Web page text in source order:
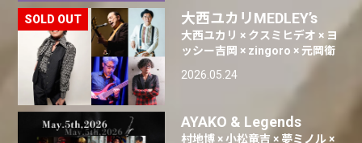
大西ユカリMEDLEY’s
大西ユカリ × クスミヒデオ × ヨ
ッシー吉岡 × zingoro × 元岡衛
2026.05.24
AYAKO & Legends
村地博 × 小松竜吉 × 夢ミノル ×